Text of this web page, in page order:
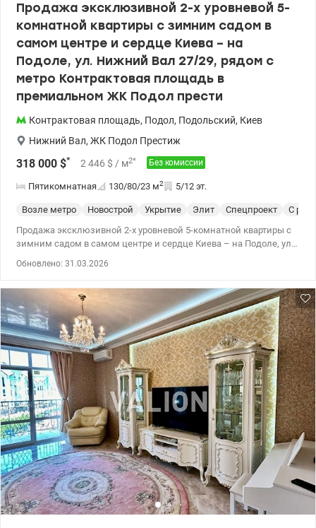
Продажа эксклюзивной 2-х уровневой 5-
комнатной квартиры с зимним садом в
самом центре и сердце Киева – на
Подоле, ул. Нижний Вал 27/29, рядом с
метро Контрактовая площадь в
премиальном ЖК Подол прести
Контрактовая площадь, Подол, Подольский, Киев
Нижний Вал, ЖК Подол Престиж
318 000 $* 2 446 $ / м2* Без комиссии
Пятикомнатная 130/80/23 м2 5/12 эт.
Возле метро Новострой Укрытие Элит Спецпроект
С
Продажа эксклюзивной 2-х уровневой 5-комнатной квартиры с
зимним садом в самом центре и сердце Киева – на Подоле, ул.
рядом с метро Контрактовая площадь, вид с балкона – на
Андреевскую церковь. 5 мин до Андреевского спуска. В
квартире 2 спальни с санузлами и гардеробом, кабинет, кухня
со столовой, спортивная зона, гостиная и уникальный зимний
сад со стеклянной крышей. В квартире всего 3 санузла, подогрев
полов по всей площади, утепление стен и потолка, автономное
отопление, очистка воды. Система вытяжной вентиляции,
кондиционирования. Зона парковки, лифты, в т.ч. грузовой,
консьерж, видеонаблюдение. Более 3 лет в собственности.
Изысканная квартира с позитивной енергетикой ожидает
своего нового владельца. Цена 318 000 у.е. +38 050 213 87 71, +38
095 490 54 11 Наталия, www.valion.ua/1142837
Обновлено: 31.03.2026